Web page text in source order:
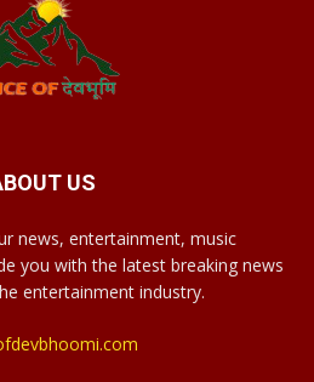
US
news, entertainment, music
you with the latest breaking news
entertainment industry.